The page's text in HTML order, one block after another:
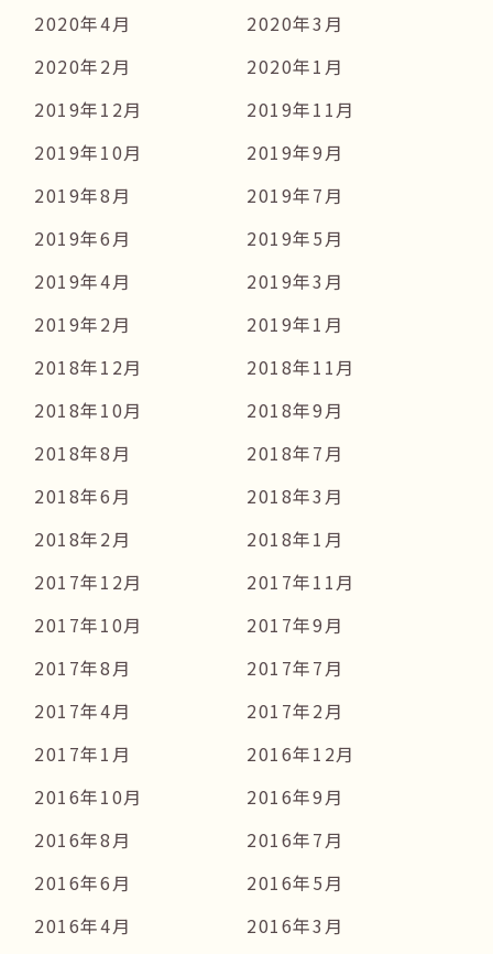
2020年4月
2020年3月
2020年2月
2020年1月
2019年12月
2019年11月
2019年10月
2019年9月
2019年8月
2019年7月
2019年6月
2019年5月
2019年4月
2019年3月
2019年2月
2019年1月
2018年12月
2018年11月
2018年10月
2018年9月
2018年8月
2018年7月
2018年6月
2018年3月
2018年2月
2018年1月
2017年12月
2017年11月
2017年10月
2017年9月
2017年8月
2017年7月
2017年4月
2017年2月
2017年1月
2016年12月
2016年10月
2016年9月
2016年8月
2016年7月
2016年6月
2016年5月
2016年4月
2016年3月